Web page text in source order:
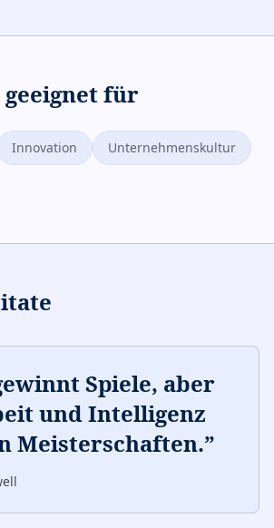
für
Innovation
Unternehmenskultur
Spiele, aber
und Intelligenz
Meisterschaften.”